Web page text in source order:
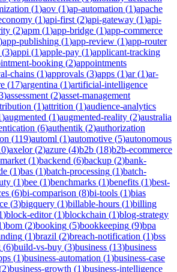
(1)aov (1)ap-automation (1)apache
(1)api-first (2)api-gateway (1)api-
(2)apm (1)app-bridge (1)app-commerce
)app-publishing (1)app-review (1)app-router
(3)appi (1)apple-pay (1)applicant-tracking
booking (2)appointments
chains (1)approvals (3)apps (1)ar(1)ar-
(17)argentina (1)artificial-intelligence
)assessment (2)asset-management
(1)attrition (1)audience-analytics
)augmented (1)augmented-reality (2)australia
(6)authentik (2)authorization
(119)automl (1)automotive (5)autonomous
)axelor(2)azure (4)b2b (18)b2b-ecommerce
(1)backend (6)backup (2)bank-
(1)bas (1)batch-processing (1)batch-
(1)bee (1)benchmarks (1)benefits (1)best-
(6)bi-comparison (8)bi-tools (1)bias
(3)bigquery (1)billable-hours (1)billing
)block-editor(1)blockchain (1)blog-strategy
)bom (2)booking (5)bookkeeping (9)bpa
(1)brazil (2)breach-notification (1)bss
(6)build-vs-buy (3)business (13)business
(1)business-automation (1)business-case
2)business-growth (1)business-intelligence